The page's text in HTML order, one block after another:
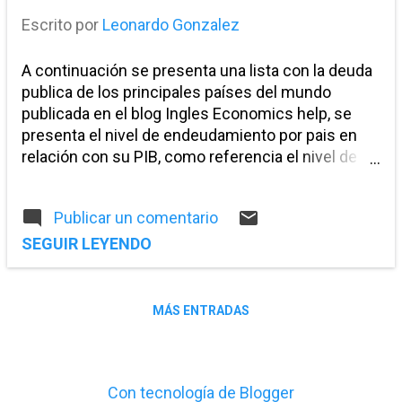
educativo de un país mayor es su
Escrito por Leonardo Gonzalez
A continuación se presenta una lista con la deuda
publica de los principales países del mundo
publicada en el blog Ingles Economics help, se
presenta el nivel de endeudamiento por pais en
relación con su PIB, como referencia el nivel de
304.30% 2 JAPON 192.10% 3 SAINT KITTS Y
NEVIS 185.00% 4 LIBANO 160.10% 5 JAMAICA
131.70% 6 SINGAPURE 117.60% 7 ITALIA 115.20%
100.60% 11 BELGICA 99.00% 12 ESTADOS UNIDOS
Publicar un comentario
SEGUIR LEYENDO
MÁS ENTRADAS
Con tecnología de Blogger